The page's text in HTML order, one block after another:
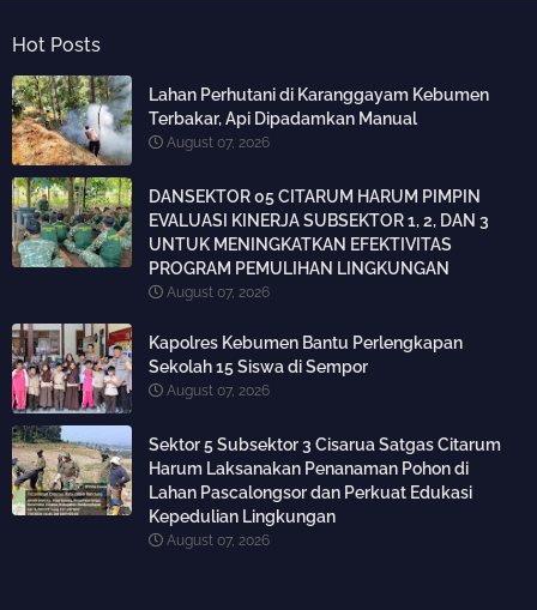
Hot Posts
Lahan Perhutani di Karanggayam Kebumen
Terbakar, Api Dipadamkan Manual
August 07, 2026
DANSEKTOR 05 CITARUM HARUM PIMPIN
EVALUASI KINERJA SUBSEKTOR 1, 2, DAN 3
UNTUK MENINGKATKAN EFEKTIVITAS
PROGRAM PEMULIHAN LINGKUNGAN
August 07, 2026
Kapolres Kebumen Bantu Perlengkapan
Sekolah 15 Siswa di Sempor
August 07, 2026
Sektor 5 Subsektor 3 Cisarua Satgas Citarum
Harum Laksanakan Penanaman Pohon di
Lahan Pascalongsor dan Perkuat Edukasi
Kepedulian Lingkungan
August 07, 2026